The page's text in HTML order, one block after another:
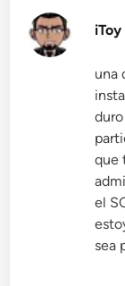
iToy
una
que
el
sea